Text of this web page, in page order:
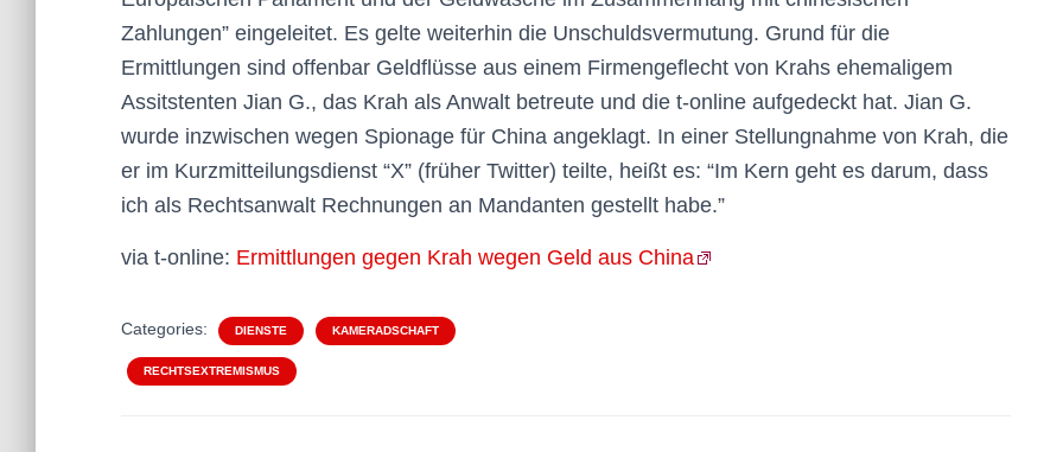
Zahlungen” eingeleitet. Es gelte weiterhin die Unschuldsvermutung. Grund für die
Ermittlungen sind offenbar Geldflüsse aus einem Firmengeflecht von Krahs ehemaligem
Assitstenten Jian G., das Krah als Anwalt betreute und die t-online aufgedeckt hat. Jian G.
wurde inzwischen wegen Spionage für China angeklagt. In einer Stellungnahme von Krah, die
er im Kurzmitteilungsdienst “X” (früher Twitter) teilte, heißt es: “Im Kern geht es darum, dass
ich als Rechtsanwalt Rechnungen an Mandanten gestellt habe.”
via t-online: Ermittlungen gegen Krah wegen Geld aus China
Categories: DIENSTE KAMERADSCHAFT
RECHTSEXTREMISMUS